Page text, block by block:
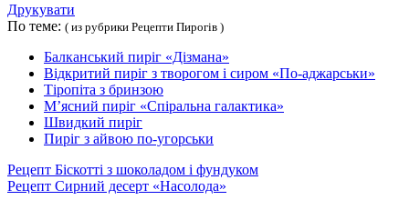
Друкувати
По теме: ( из рубрики Рецепти Пирогів )
Балканський пиріг «Дізмана»
Відкритий пиріг з творогом і сиром «По-аджарськи»
Тіропіта з бринзою
М’ясний пиріг «Спіральна галактика»
Швидкий пиріг
Пиріг з айвою по-угорськи
Рецепт Біскотті з шоколадом і фундуком
Рецепт Сирний десерт «Насолода»